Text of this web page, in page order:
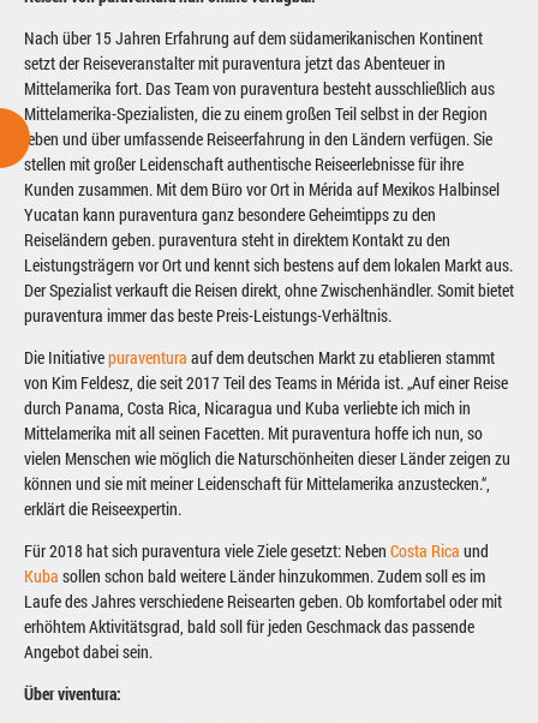
Nach über 15 Jahren Erfahrung auf dem südamerikanischen Kontinent
setzt der Reiseveranstalter mit puraventura jetzt das Abenteuer in
Mittelamerika fort. Das Team von puraventura besteht ausschließlich aus
Mittelamerika-Spezialisten, die zu einem großen Teil selbst in der Region
leben und über umfassende Reiseerfahrung in den Ländern verfügen. Sie
stellen mit großer Leidenschaft authentische Reiseerlebnisse für ihre
Kunden zusammen. Mit dem Büro vor Ort in Mérida auf Mexikos Halbinsel
Yucatan kann puraventura ganz besondere Geheimtipps zu den
Reiseländern geben. puraventura steht in direktem Kontakt zu den
Leistungsträgern vor Ort und kennt sich bestens auf dem lokalen Markt aus.
Der Spezialist verkauft die Reisen direkt, ohne Zwischenhändler. Somit bietet
puraventura immer das beste Preis-Leistungs-Verhältnis.
Die Initiativepuraventura auf dem deutschen Markt zu etablieren stammt
von Kim Feldesz, die seit 2017 Teil des Teams in Mérida ist. „Auf einer Reise
durch Panama, Costa Rica, Nicaragua und Kuba verliebte ich mich in
Mittelamerika mit all seinen Facetten. Mit puraventura hoffe ich nun, so
vielen Menschen wie möglich die Naturschönheiten dieser Länder zeigen zu
können und sie mit meiner Leidenschaft für Mittelamerika anzustecken.“,
erklärt die Reiseexpertin.
Für 2018 hat sich puraventura viele Ziele gesetzt: Neben Costa Rica und
Kuba sollen schon bald weitere Länder hinzukommen. Zudem soll es im
Laufe des Jahres verschiedene Reisearten geben. Ob komfortabel oder mit
erhöhtem Aktivitätsgrad, bald soll für jeden Geschmack das passende
Angebot dabei sein.
Über viventura: